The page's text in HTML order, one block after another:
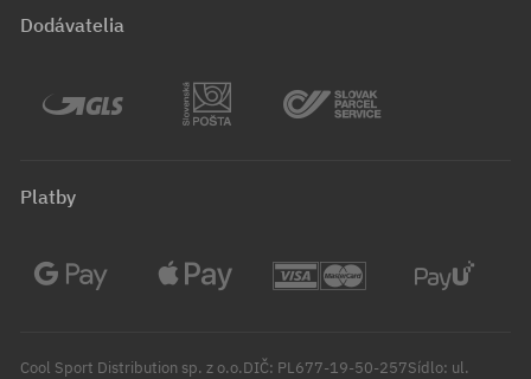
Dodávatelia
Platby
Cool Sport Distribution sp. z o.o.DIČ: PL677-19-50-257Sídlo: ul.